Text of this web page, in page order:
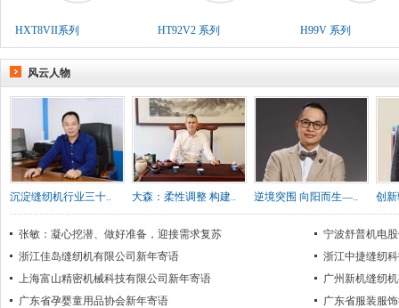
HXT8VII系列 HT92V2 系列 H99V 系列
风云人物
沉淀缝纫机行业三十.. 大森：柔性调整 构建.. 逆境突围 向阳而生—.. 创
张敏：凝心挖潜、做好准备，迎接需求复苏
宁波舒普机电
浙江佳岛缝纫机有限公司新年寄语
浙江中捷缝纫
上海富山精密机械科技有限公司新年寄语
广州新机缝纫
广东省孕婴童用品协会新年寄语
广东省服装服